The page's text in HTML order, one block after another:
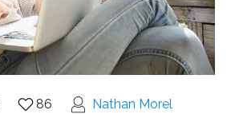
86 Nathan Morel